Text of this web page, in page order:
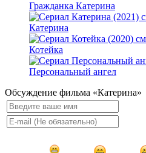
Гражданка Катерина
Катерина
Котейка
Персональный ангел
Обсуждение фильма «Катерина»